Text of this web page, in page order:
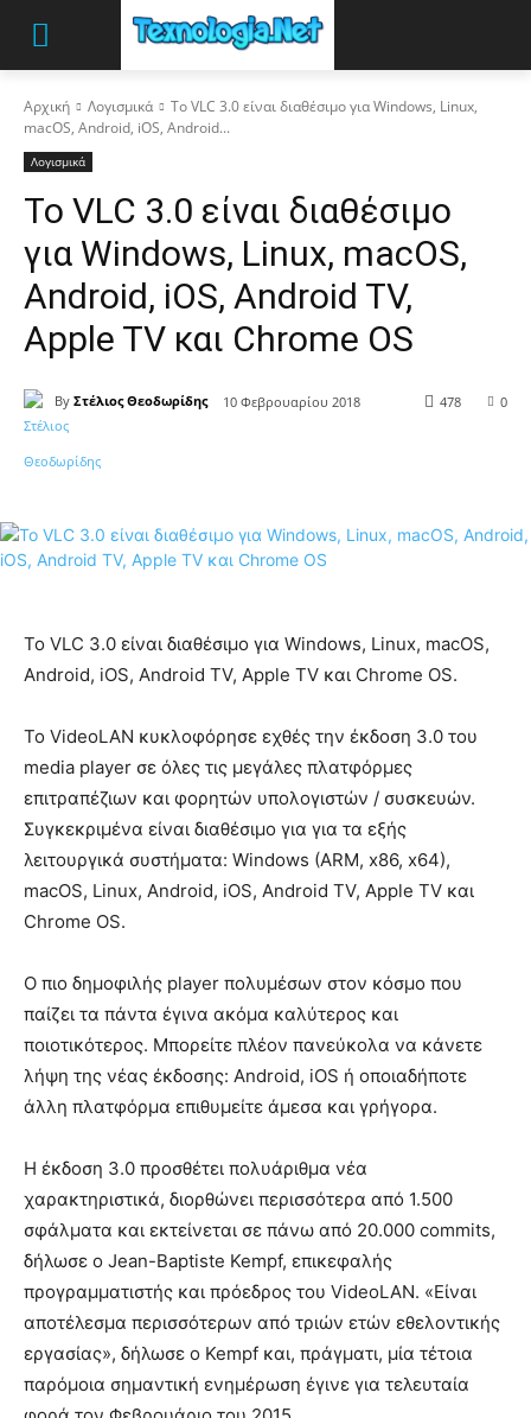
Αρχική Λογισμικά
Το VLC 3.0 είναι διαθέσιμο για Windows, Linux,
macOS, Android, iOS, Android...
Λογισμικά
Το VLC 3.0 είναι διαθέσιμο
για Windows, Linux, macOS,
Android, iOS, Android TV,
Apple TV και Chrome OS
By Στέλιος Θεοδωρίδης 10 Φεβρουαρίου 2018 0
478
Το VLC 3.0 είναι διαθέσιμο για Windows, Linux, macOS,
Android, iOS, Android TV, Apple TV και Chrome OS.
Το VideoLAN κυκλοφόρησε εχθές την έκδοση 3.0 του
media player σε όλες τις μεγάλες πλατφόρμες
επιτραπέζιων και φορητών υπολογιστών / συσκευών.
Συγκεκριμένα είναι διαθέσιμο για για τα εξής
λειτουργικά συστήματα: Windows (ARM, x86, x64),
macOS, Linux, Android, iOS, Android TV, Apple TV και
Chrome OS.
Ο πιο δημοφιλής player πολυμέσων στον κόσμο που
παίζει τα πάντα έγινα ακόμα καλύτερος και
ποιοτικότερος. Μπορείτε πλέον πανεύκολα να κάνετε
λήψη της νέας έκδοσης: Android, iOS ή οποιαδήποτε
άλλη πλατφόρμα επιθυμείτε άμεσα και γρήγορα.
Η έκδοση 3.0 προσθέτει πολυάριθμα νέα
χαρακτηριστικά, διορθώνει περισσότερα από 1.500
σφάλματα και εκτείνεται σε πάνω από 20.000 commits,
δήλωσε ο Jean-Baptiste Kempf, επικεφαλής
προγραμματιστής και πρόεδρος του VideoLAN. «Είναι
αποτέλεσμα περισσότερων από τριών ετών εθελοντικής
εργασίας», δήλωσε ο Kempf και, πράγματι, μία τέτοια
παρόμοια σημαντική ενημέρωση έγινε για τελευταία